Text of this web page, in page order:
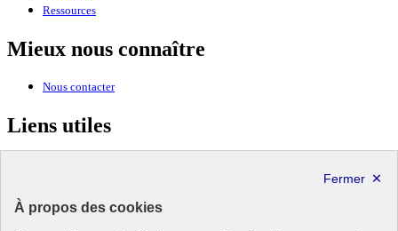
Ressources
Mieux nous connaître
Nous contacter
Liens utiles
Négociations internationales sur le climat et la nature
MINISTÈRE
À propos des cookies